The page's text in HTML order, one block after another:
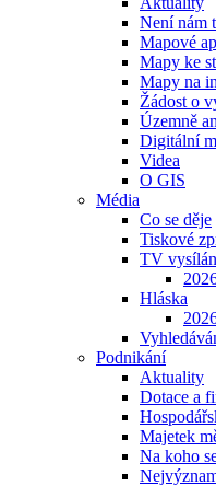
Není nám
Mapové
Mapy ke
Mapy na
Žádost o
Územně
Digitální
Videa
O GIS
Média
Co se děje
Tiskové
TV
Hláska
Podnikání
Aktuality
Dotace a
Majetek
Na koho